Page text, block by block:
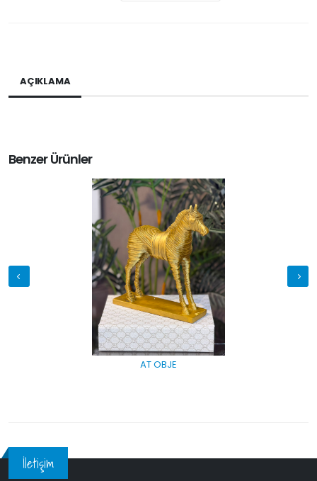
AÇIKLAMA
Benzer Ürünler
AT OBJE
İletişim